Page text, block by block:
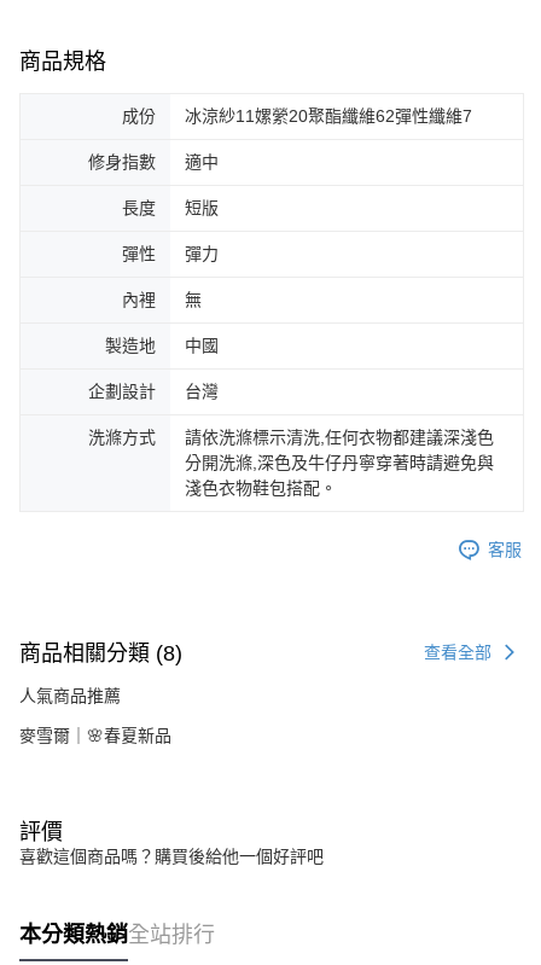
商品規格
成份 冰涼紗11嫘縈20聚酯纖維62彈性纖維7
修身指數 適中
長度 短版
彈性 彈力
內裡 無
製造地 中國
企劃設計 台灣
洗滌方式
請依洗滌標示清洗,任何衣物都建議深淺色
分開洗滌,深色及牛仔丹寧穿著時請避免與
淺色衣物鞋包搭配。
客服
商品相關分類 (8) 查看全部
人氣商品推薦
麥雪爾｜🌸春夏新品
評價
喜歡這個商品嗎？購買後給他一個好評吧
本分類熱銷全站排行